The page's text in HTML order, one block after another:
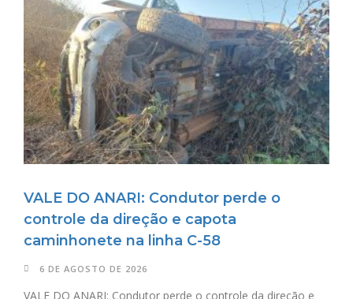
VALE DO ANARI: Condutor perde o
controle da direção e capota
caminhonete na linha C-58
6 DE AGOSTO DE 2026
VALE DO ANARI: Condutor perde o controle da direção e